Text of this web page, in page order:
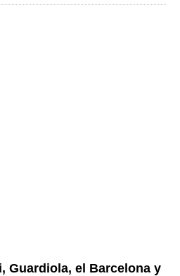
Guardiola, el Barcelona y